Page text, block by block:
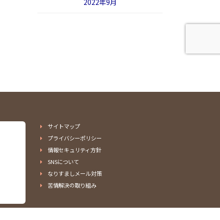
2022年9月
サイトマップ
プライバシーポリシー
情報セキュリティ方針
SNSについて
なりすましメール対策
苦情解決の取り組み